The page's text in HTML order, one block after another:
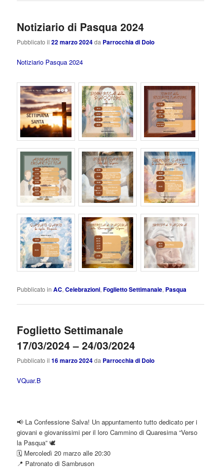
Notiziario di Pasqua 2024
Pubblicato il22 marzo 2024da Parrocchia di Dolo
Notiziario Pasqua 2024
Pubblicato in AC,Celebrazioni,Foglietto Settimanale, Pasqua
Foglietto Settimanale
17/03/2024 – 24/03/2024
Pubblicato il16 marzo 2024da Parrocchia di Dolo
VQuar.B
📢 La Confessione Salva! Un appuntamento tutto dedicato per i
giovani e giovanissimi per il loro Cammino di Quaresima “Verso
la Pasqua” 🕊️
🗓️ Mercoledì 20 marzo alle 20:30
📍 Patronato di Sambruson